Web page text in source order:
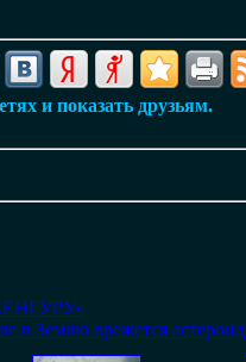
и показать друзьям.
в Землю врежется астероид